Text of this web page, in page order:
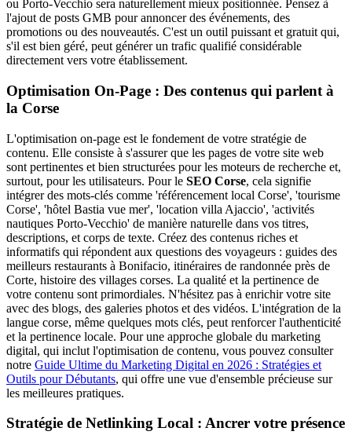
ou Porto-Vecchio sera naturellement mieux positionnée. Pensez à
l'ajout de posts GMB pour annoncer des événements, des
promotions ou des nouveautés. C'est un outil puissant et gratuit qui,
s'il est bien géré, peut générer un trafic qualifié considérable
directement vers votre établissement.
Optimisation On-Page : Des contenus qui parlent à
la Corse
L'optimisation on-page est le fondement de votre stratégie de
contenu. Elle consiste à s'assurer que les pages de votre site web
sont pertinentes et bien structurées pour les moteurs de recherche et,
surtout, pour les utilisateurs. Pour le SEO Corse, cela signifie
intégrer des mots-clés comme 'référencement local Corse', 'tourisme
Corse', 'hôtel Bastia vue mer', 'location villa Ajaccio', 'activités
nautiques Porto-Vecchio' de manière naturelle dans vos titres,
descriptions, et corps de texte. Créez des contenus riches et
informatifs qui répondent aux questions des voyageurs : guides des
meilleurs restaurants à Bonifacio, itinéraires de randonnée près de
Corte, histoire des villages corses. La qualité et la pertinence de
votre contenu sont primordiales. N'hésitez pas à enrichir votre site
avec des blogs, des galeries photos et des vidéos. L'intégration de la
langue corse, même quelques mots clés, peut renforcer l'authenticité
et la pertinence locale. Pour une approche globale du marketing
digital, qui inclut l'optimisation de contenu, vous pouvez consulter
notre Guide Ultime du Marketing Digital en 2026 : Stratégies et
Outils pour Débutants, qui offre une vue d'ensemble précieuse sur
les meilleures pratiques.
Stratégie de Netlinking Local : Ancrer votre présence